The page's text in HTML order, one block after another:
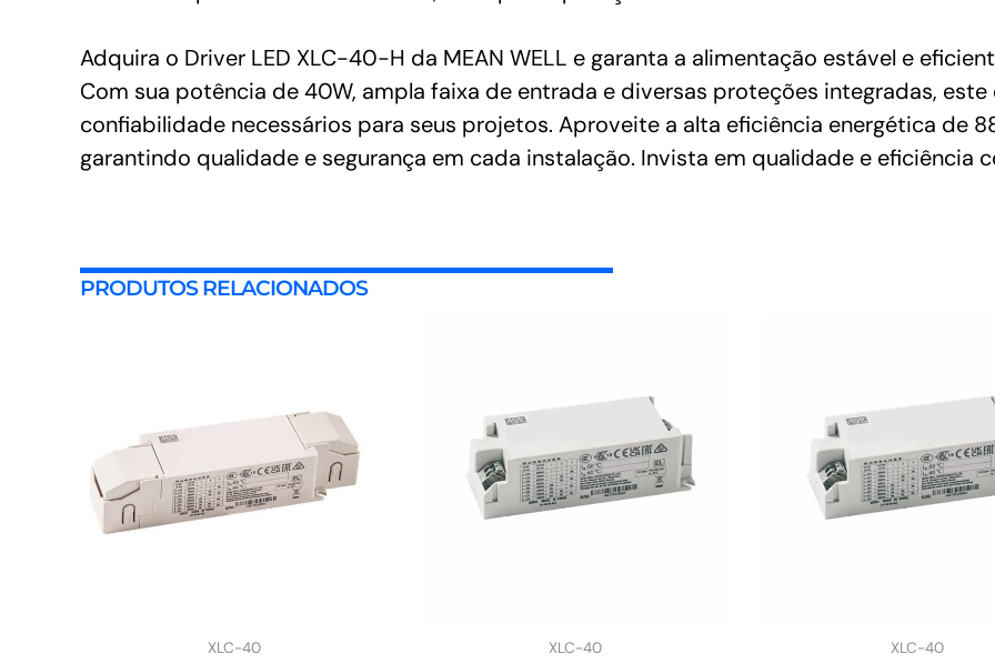
Adquira o Driver LED XLC-40-H da MEAN WELL e garanta a alimentação estável e
Com sua potência de 40W, ampla faixa de entrada e diversas proteções integradas,
confiabilidade necessários para seus projetos. Aproveite a alta eficiência energética de
garantindo qualidade e segurança em cada instalação. Invista em qualidade e eficiência
PRODUTOS RELACIONADOS
XLC-40 XLC-40 XLC-40